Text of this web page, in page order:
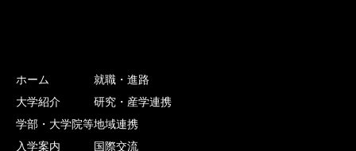
ホーム
大学紹介
学部・大学院等
入学案内
就職・進路
研究・産学連携
地域連携
国際交流